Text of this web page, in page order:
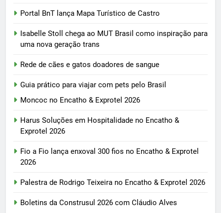
Portal BnT lança Mapa Turístico de Castro
Isabelle Stoll chega ao MUT Brasil como inspiração para
uma nova geração trans
Rede de cães e gatos doadores de sangue
Guia prático para viajar com pets pelo Brasil
Moncoc no Encatho & Exprotel 2026
Harus Soluções em Hospitalidade no Encatho &
Exprotel 2026
Fio a Fio lança enxoval 300 fios no Encatho & Exprotel
2026
Palestra de Rodrigo Teixeira no Encatho & Exprotel 2026
Boletins da Construsul 2026 com Cláudio Alves